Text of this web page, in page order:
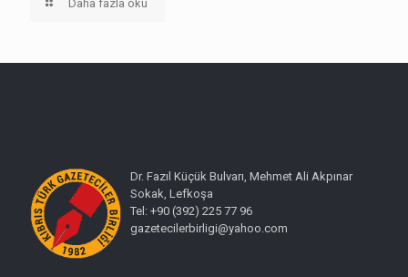
Daha fazla oku
Dr. Fazıl Küçük Bulvarı, Mehmet Ali Akpınar
Sokak, Lefkoşa
Tel: +90 (392) 225 77 96
gazetecilerbirligi@yahoo.com